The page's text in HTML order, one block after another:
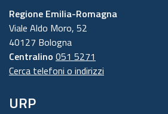
Regione Emilia-Romagna
Viale Aldo Moro, 52
40127 Bologna
Centralino 051 5271
Cerca telefoni o indirizzi
URP